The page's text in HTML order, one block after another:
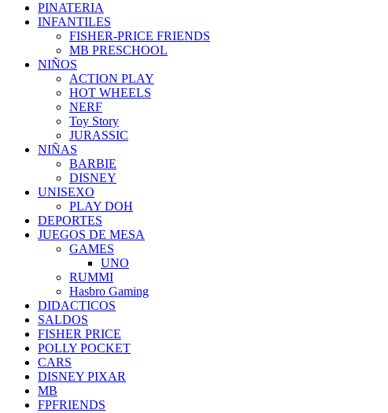
PINATERIA
INFANTILES
FISHER-PRICE FRIENDS
MB PRESCHOOL
NIÑOS
ACTION PLAY
HOT WHEELS
NERF
Toy Story
JURASSIC
NIÑAS
BARBIE
DISNEY
UNISEXO
PLAY DOH
DEPORTES
JUEGOS DE MESA
GAMES
UNO
RUMMI
Hasbro Gaming
DIDACTICOS
SALDOS
FISHER PRICE
POLLY POCKET
CARS
DISNEY PIXAR
MB
FPFRIENDS